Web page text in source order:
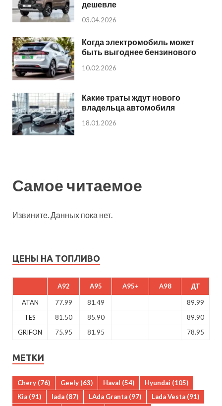
дешевле
03.04.2026
Когда электромобиль может
быть выгоднее бензинового
10.02.2026
Какие траты ждут нового
владельца автомобиля
18.01.2026
Самое читаемое
Извините. Данных пока нет.
ЦЕНЫ НА ТОПЛИВО
A92 A95 A95+ A98 ДТ
ATAN 77.99 81.49
89.99
TES
81.50 85.90
89.90
GRIFON
75.95 81.95 78.95
МЕТКИ
Chery (76) Geely (63) Haval (54) Hyundai (105)
Kia (91) lada (87) LAda Granta (97) Lada Vesta (91)